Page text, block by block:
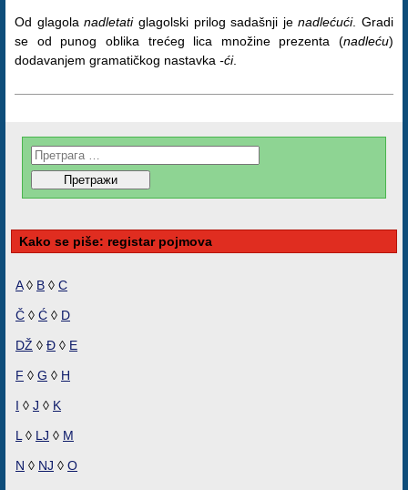
Od glagolanadletatiglagolski prilog sadašnji jenadlećući. Gradi
se od punog oblika trećeg lica množine prezenta (nadleću)
dodavanjem gramatičkog nastavka -ći.
Kako se piše: registar pojmova
A◊ B ◊ C
Č ◊ Ć ◊ D
DŽ ◊ Đ ◊ E
F ◊ G ◊ H
I ◊ J ◊ K
L ◊ LJ ◊ M
N ◊ NJ ◊ O